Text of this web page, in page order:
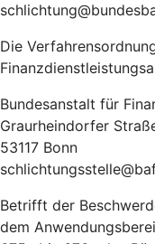
Die
Bundesanstalt für
Graurheindorfer
53117 Bonn
Betrifft der
dem